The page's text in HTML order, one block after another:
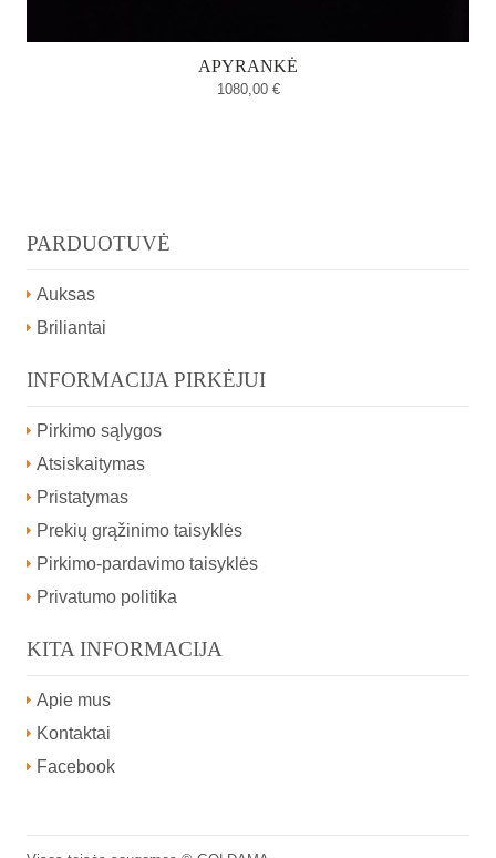
APYRANKĖ
1080,00 €
PARDUOTUVĖ
Auksas
Briliantai
INFORMACIJA PIRKĖJUI
Pirkimo sąlygos
Atsiskaitymas
Pristatymas
Prekių grąžinimo taisyklės
Pirkimo-pardavimo taisyklės
Privatumo politika
KITA INFORMACIJA
Apie mus
Kontaktai
Facebook